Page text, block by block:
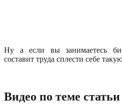
Ну а если вы занимаетесь
составит труда сплести себе
Видео по теме статьи